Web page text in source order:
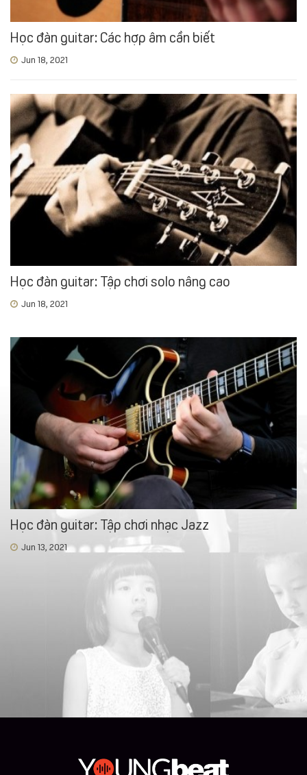
Học đàn guitar: Các hợp âm cần biết
Jun 18, 2021
Học đàn guitar: Tập chơi solo nâng cao
Jun 18, 2021
Học đàn guitar: Tập chơi nhạc Jazz
Jun 13, 2021